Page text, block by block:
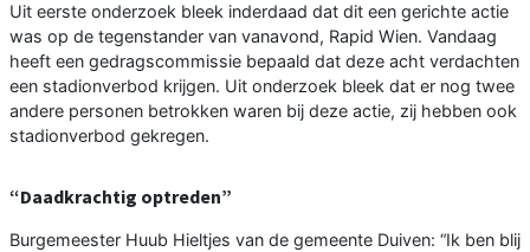
Uit eerste onderzoek bleek inderdaad dat dit een gerichte actie
was op de tegenstander van vanavond, Rapid Wien. Vandaag
heeft een gedragscommissie bepaald dat deze acht verdachten
een stadionverbod krijgen. Uit onderzoek bleek dat er nog twee
andere personen betrokken waren bij deze actie, zij hebben ook
stadionverbod gekregen.
“Daadkrachtig optreden”
Burgemeester Huub Hieltjes van de gemeente Duiven: “Ik ben blij